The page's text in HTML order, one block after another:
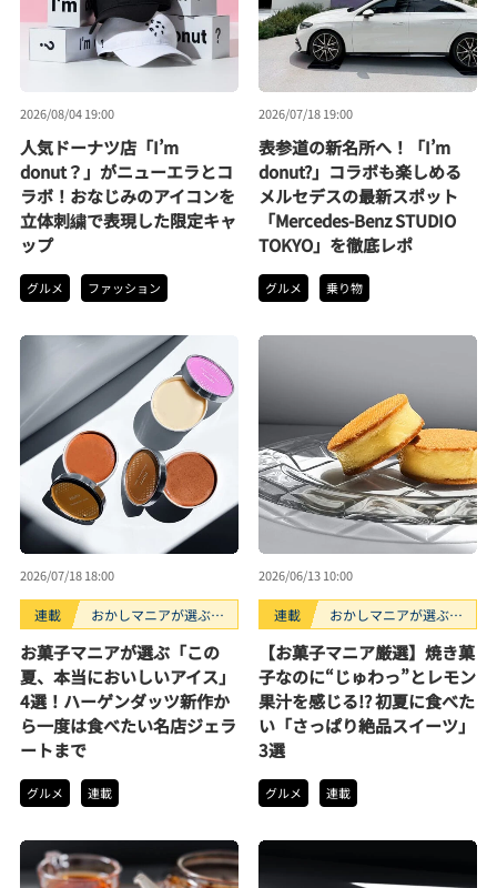
2026/08/04 19:00
人気ドーナツ店「I’m
donut？」がニューエラとコ
ラボ！おなじみのアイコンを
立体刺繍で表現した限定キャ
ップ
グルメ ファッション
2026/07/18 19:00
表参道の新名所へ！「I’m
donut?」コラボも楽しめる
メルセデスの最新スポット
「Mercedes-Benz STUDIO
TOKYO」を徹底レポ
グルメ 乗り物
2026/07/18 18:00
連載
おかしマニアが選ぶお
お菓子マニアが選ぶ「この
夏、本当においしいアイス」
4選！ハーゲンダッツ新作か
ら一度は食べたい名店ジェラ
ートまで
グルメ 連載
2026/06/13 10:00
連載
おかしマニアが選ぶお
【お菓子マニア厳選】焼き菓
子なのに“じゅわっ”とレモン
果汁を感じる!? 初夏に食べた
い「さっぱり絶品スイーツ」
3選
グルメ 連載